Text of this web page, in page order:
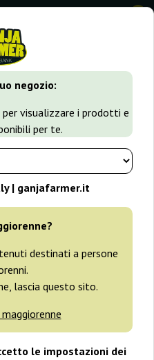
negozio:
visualizzare i prodotti e
per te.
| ganjafarmer.it
destinati a persone
lascia questo sito.
le impostazioni dei
0
Kush Pink Kush